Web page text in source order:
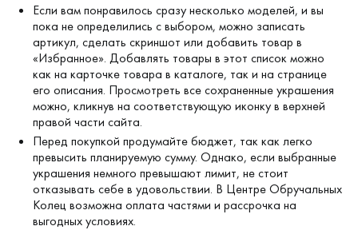
Если вам понравилось сразу несколько моделей, и вы
пока не определились с выбором, можно записать
артикул, сделать скриншот или добавить товар в
«Избранное». Добавлять товары в этот список можно
как на карточке товара в каталоге, так и на странице
его описания. Просмотреть все сохраненные украшения
можно, кликнув на соответствующую иконку в верхней
правой части сайта.
Перед покупкой продумайте бюджет, так как легко
превысить планируемую сумму. Однако, если выбранные
украшения немного превышают лимит, не стоит
отказывать себе в удовольствии. В Центре Обручальных
Колец возможна оплата частями и рассрочка на
выгодных условиях.